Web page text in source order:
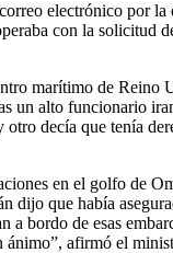
electrónico por la
con la solicitud
marítimo de Reino
un alto funcionario
decía que tenía
en el golfo de
dijo que había
a bordo de esas
ánimo”, afirmó el